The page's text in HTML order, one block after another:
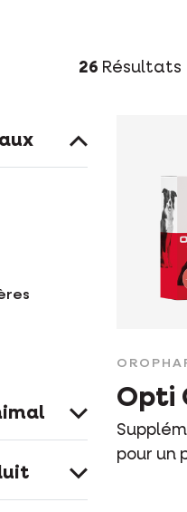
26 Résultats |
Opti
pour un